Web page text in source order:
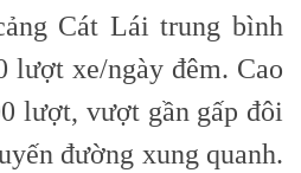
Cát Lái trung bình
lượt xe/ngày đêm. Cao
lượt, vượt gần gấp đôi
đường xung quanh.